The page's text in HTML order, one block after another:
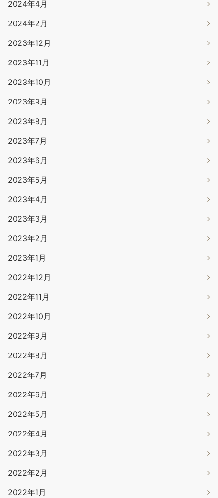
2024年4月
2024年2月
2023年12月
2023年11月
2023年10月
2023年9月
2023年8月
2023年7月
2023年6月
2023年5月
2023年4月
2023年3月
2023年2月
2023年1月
2022年12月
2022年11月
2022年10月
2022年9月
2022年8月
2022年7月
2022年6月
2022年5月
2022年4月
2022年3月
2022年2月
2022年1月